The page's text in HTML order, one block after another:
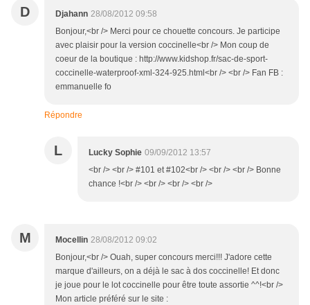
D Djahann 28/08/2012 09:58
Bonjour,<br /> Merci pour ce chouette concours. Je participe
avec plaisir pour la version coccinelle<br /> Mon coup de
coeur de la boutique : http://www.kidshop.fr/sac-de-sport-
coccinelle-waterproof-xml-324-925.html<br /> <br /> Fan FB :
emmanuelle fo
Répondre
L Lucky Sophie 09/09/2012 13:57
<br /> <br /> #101 et #102<br /> <br /> <br /> Bonne
chance !<br /> <br /> <br /> <br />
M Mocellin 28/08/2012 09:02
Bonjour,<br /> Ouah, super concours merci!!! J'adore cette
marque d'ailleurs, on a déjà le sac à dos coccinelle! Et donc
je joue pour le lot coccinelle pour être toute assortie ^^!<br />
Mon article préféré sur le site :